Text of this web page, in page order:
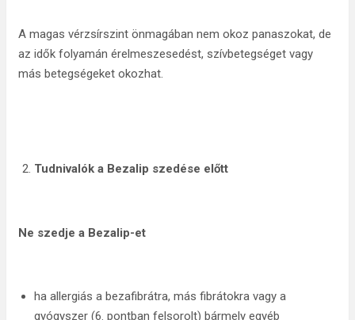
A magas vérzsírszint önmagában nem okoz panaszokat, de
az idők folyamán érelmeszesedést, szívbetegséget vagy
más betegségeket okozhat.
Tudnivalók a Bezalip szedése előtt
Ne szedje a Bezalip-et
ha allergiás a bezafibrátra, más fibrátokra vagy a
gyógyszer (6. pontban felsorolt) bármely egyéb